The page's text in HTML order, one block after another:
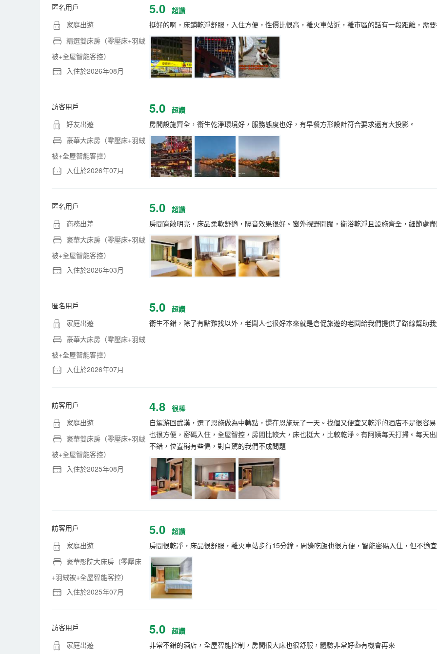
匿名用戶
家庭出遊
精選雙床房（零壓床+羽絨
被+全屋智能客控）
入住於2026年08月
5.0
超讚
挺好的啊，床鋪乾淨舒服，入住方便，性價比很高，離火車站近，離市區的話有一段距離，需
訪客用戶
好友出遊
豪華大床房（零壓床+羽絨
被+全屋智能客控）
入住於2026年07月
5.0
超讚
房間設施齊全，衞生乾淨環境好，服務態度也好，有早餐方形設計符合要求還有大投影。
匿名用戶
商務出差
豪華大床房（零壓床+羽絨
被+全屋智能客控）
入住於2026年03月
5.0
超讚
房間寬敞明亮，床品柔軟舒適，隔音效果很好。窗外視野開闊，衞浴乾淨且設施齊全，細節處
匿名用戶
家庭出遊
豪華大床房（零壓床+羽絨
被+全屋智能客控）
入住於2026年07月
5.0
超讚
衞生不錯，除了有點難找以外，老闆人也很好本來就是倉促旅遊的老闆給我們提供了路線幫助
訪客用戶
家庭出遊
豪華雙床房（零壓床+羽絨
被+全屋智能客控）
入住於2025年08月
4.8
很棒
自駕游回武漢，選了恩施做為中轉點，還在恩施玩了一天。找個又便宜又乾淨的酒店不是很容
也很方便，密碼入住，全屋智控，房間比較大，床也挺大，比較乾淨。有阿姨每天打掃。每天
不錯，位置稍有些偏，對自駕的我們不成問題
訪客用戶
家庭出遊
豪華影院大床房（零壓床
+羽絨被+全屋智能客控）
入住於2025年07月
5.0
超讚
房間很乾凈，床品很舒服，離火車站步行15分鐘，周邊吃飯也很方便，智能密碼入住，但不適
訪客用戶
家庭出遊
5.0
超讚
非常不錯的酒店，全屋智能控制，房間很大床也很舒服，體驗非常好👍有機會再來